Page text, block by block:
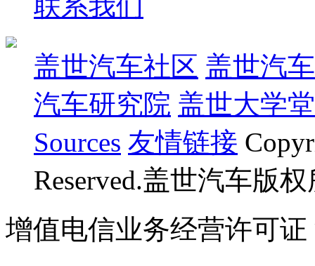
盖世汽车社区 盖世汽
汽车研究院 盖世大学堂
Sources 友情链接
Reserved.盖世汽车版
增值电信业务经营许可证